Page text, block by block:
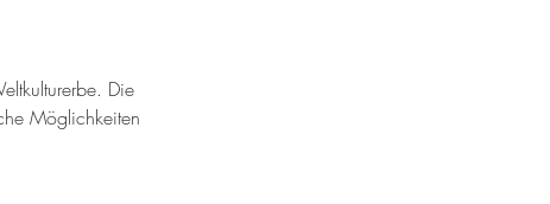
Die
Möglichkeiten